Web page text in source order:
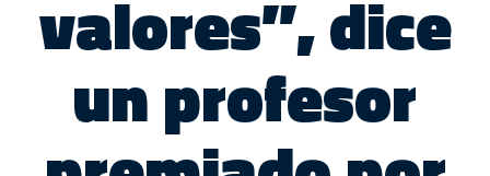
valores”, dice
un profesor